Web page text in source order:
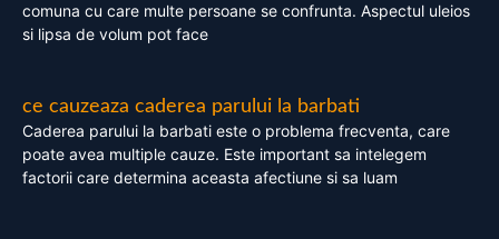
comuna cu care multe persoane se confrunta. Aspectul uleios
si lipsa de volum pot face
ce cauzeaza caderea parului la barbati
Caderea parului la barbati este o problema frecventa, care
poate avea multiple cauze. Este important sa intelegem
factorii care determina aceasta afectiune si sa luam